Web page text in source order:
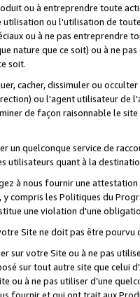
ou à entreprendre toute
ou l'utilisation de
ou à ne pas entreprendre
nature que ce soit) ou à ne
soit.
cacher, dissimuler ou
ou l'agent utilisateur
de façon raisonnable le
un quelconque service de
utilisateurs quant à la
à nous fournir une
compris les Politiques du
une violation d'une
Site ne doit pas être
sur votre Site ou à ne pas
sur tout autre site que celui
ou à ne pas utiliser d’une
fournir et qui ont trait aux